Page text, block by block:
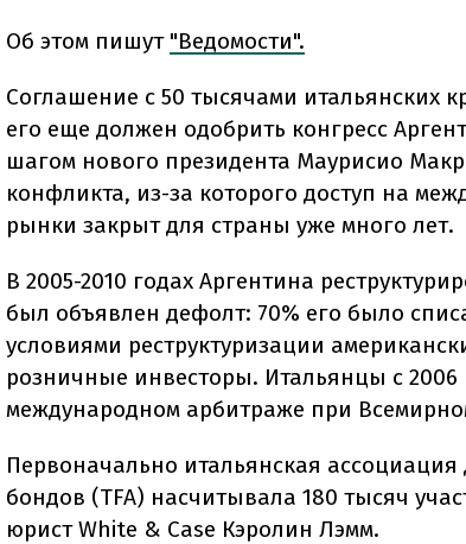
Об этом пишут "Ведомости".
Соглашение с 50 тысячами итальянских
его еще должен одобрить конгресс
шагом нового президента Маурисио
конфликта, из-за которого доступ на
рынки закрыт для страны уже много лет.
В 2005-2010 годах Аргентина
был объявлен дефолт: 70% его было
условиями реструктуризации
розничные инвесторы. Итальянцы с 2006
международном арбитраже при
Первоначально итальянская
бондов (TFA) насчитывала 180 тысяч
юрист White & Case Кэролин Лэмм.